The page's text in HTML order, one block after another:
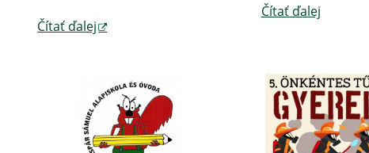
Čítať ďalej
Čítať ďalej